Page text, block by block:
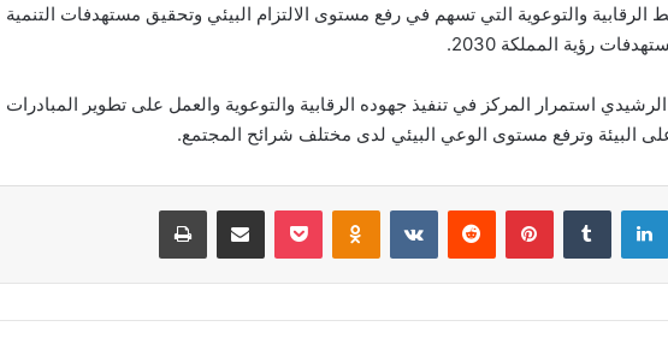
الرقابية والتوعوية التي تسهم في رفع مستوى الالتزام البيئي وتحقيق مستهدفات التنمية
رؤية المملكة 2030.
استمرار المركز في تنفيذ جهوده الرقابية والتوعوية والعمل على تطوير المبادرات
على البيئة وترفع مستوى الوعي البيئي لدى مختلف شرائح المجتمع.
لينكدإن ‏Tumblr بينتيريست
‏Reddit
‏VKontakte
Odnoklassniki
‫Pocket مشاركة عبر البريد طباعة